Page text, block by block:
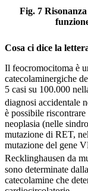
Fig. 7
Cosa ci dice la
Il feocromocitoma è
catecolaminergiche
5 casi su 100.000
diagnosi accidentale
è possibile
neoplasia (nelle
mutazione di RET,
mutazione del gene
Recklinghausen da
sono determinate
catecolamine che